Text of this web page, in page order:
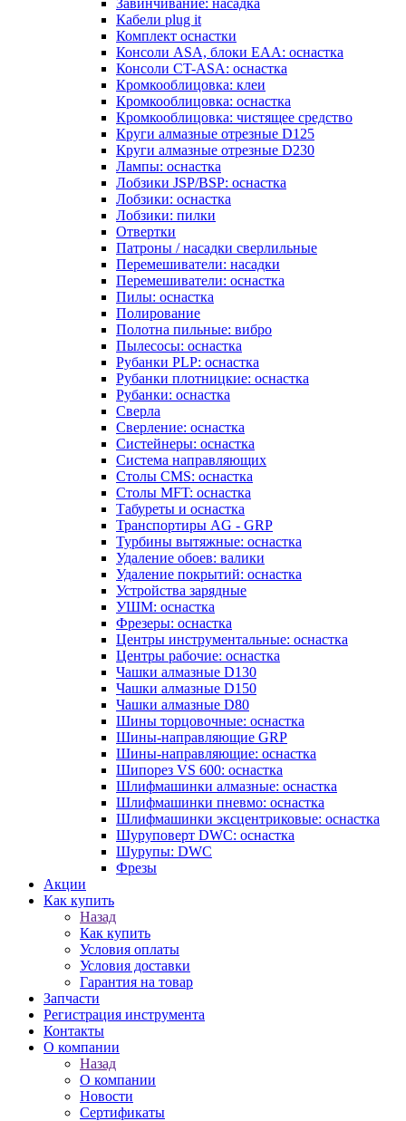
Завинчивание: насадка
Кабели plug it
Комплект оснастки
Консоли ASA, блоки EAA: оснастка
Консоли CT-ASA: оснастка
Кромкооблицовка: клеи
Кромкооблицовка: оснастка
Кромкооблицовка: чистящее средство
Круги алмазные отрезные D125
Круги алмазные отрезные D230
Лампы: оснастка
Лобзики JSP/BSP: оснастка
Лобзики: оснастка
Лобзики: пилки
Отвертки
Патроны / насадки сверлильные
Перемешиватели: насадки
Перемешиватели: оснастка
Пилы: оснастка
Полирование
Полотна пильные: вибро
Пылесосы: оснастка
Рубанки PLP: оснастка
Рубанки плотницкие: оснастка
Рубанки: оснастка
Сверла
Сверление: оснастка
Систейнеры: оснастка
Система направляющих
Столы CMS: оснастка
Столы MFT: оснастка
Табуреты и оснастка
Транспортиры AG - GRP
Турбины вытяжные: оснастка
Удаление обоев: валики
Удаление покрытий: оснастка
Устройства зарядные
УШМ: оснастка
Фрезеры: оснастка
Центры инструментальные: оснастка
Центры рабочие: оснастка
Чашки алмазные D130
Чашки алмазные D150
Чашки алмазные D80
Шины торцовочные: оснастка
Шины-направляющие GRP
Шины-направляющие: оснастка
Шипорез VS 600: оснастка
Шлифмашинки алмазные: оснастка
Шлифмашинки пневмо: оснастка
Шлифмашинки эксцентриковые: оснастка
Шуруповерт DWC: оснастка
Шурупы: DWC
Фрезы
Акции
Как купить
Назад
Как купить
Условия оплаты
Условия доставки
Гарантия на товар
Запчасти
Регистрация инструмента
Контакты
О компании
Назад
О компании
Новости
Сертификаты